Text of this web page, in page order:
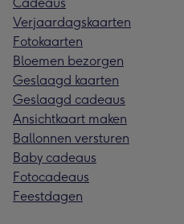
Verjaardagskaarten
Fotokaarten
Bloemen bezorgen
Geslaagd kaarten
Geslaagd cadeaus
Ansichtkaart maken
Ballonnen versturen
Baby cadeaus
Fotocadeaus
Feestdagen